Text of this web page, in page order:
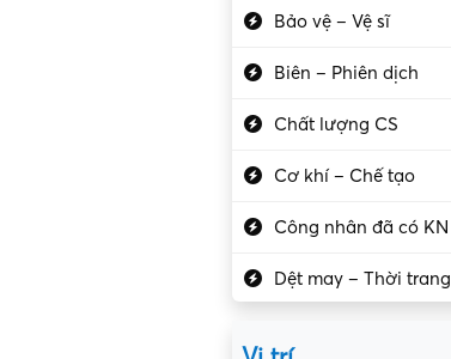
Bảo vệ – Vệ sĩ
Biên – Phiên dịch
Chất lượng CS
Cơ khí – Chế tạo
Công nhân đã có KN
Dệt may – Thời trang